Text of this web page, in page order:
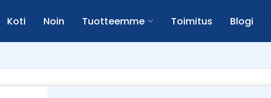
Koti Noin Tuotteemme Toimitus Blogi